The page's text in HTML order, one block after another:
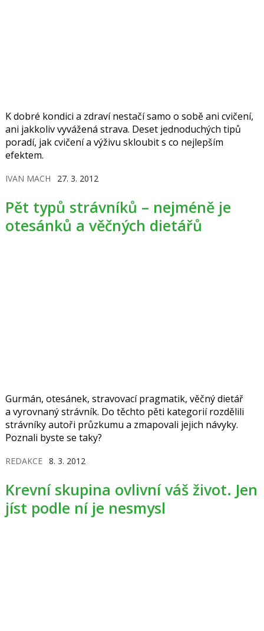
K dobré kondici a zdraví nestačí samo o sobě ani cvičení,
ani jakkoliv vyvážená strava. Deset jednoduchých tipů
poradí, jak cvičení a výživu skloubit s co nejlepším
efektem.
IVAN MACH 27. 3. 2012
Pět typů strávníků – nejméně je
otesánků a věčných dietářů
Gurmán, otesánek, stravovací pragmatik, věčný dietář
a vyrovnaný strávník. Do těchto pěti kategorií rozdělili
strávníky autoři průzkumu a zmapovali jejich návyky.
Poznali byste se taky?
REDAKCE 8. 3. 2012
Krevní skupina ovlivní váš život. Jen
jíst podle ní je nesmysl